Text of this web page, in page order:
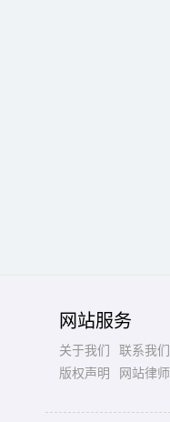
网站服务
关于我们 联系我们
版权声明
网站律师